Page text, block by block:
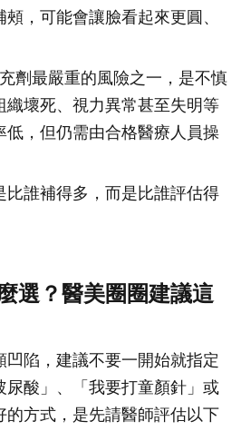
，可能會讓臉看起來更圓、
劑最嚴重的風險之一，是不慎
織壞死、視力異常甚至失明等
低，但仍需由合格醫療人員操
比誰補得多，而是比誰評估得
選？醫美圈圈建議這
陷，建議不要一開始就指定
尿酸」、「我要打童顏針」或
的方式，是先請醫師評估以下